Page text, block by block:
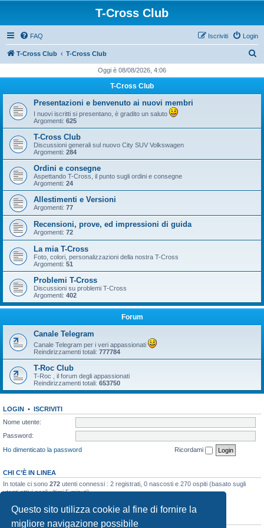
Questo sito utilizza cookie al fine di fornire la
migliore navigazione possibile
T-Cross Club
FAQ Login
Iscriviti
T-Cross Club T-Cross Club
c
Oggi è 08/08/2026, 4:06
T-Cross Club
Presentazioni e benvenuto ai nuovi membri
I nuovi iscritti si presentano, è gradito un saluto
Argomenti: 625
T-Cross Club
Discussioni generali sul nuovo City SUV Volkswagen
Argomenti: 284
Ordini e consegne
Aspettando T-Cross, il punto sugli ordini e consegne
Argomenti: 24
Allestimenti e Versioni
Argomenti: 77
Recensioni, prove, ed impressioni di guida
Argomenti: 72
La mia T-Cross
Foto, colori, personalizzazioni della nostra T-Cross
Argomenti: 51
Problemi T-Cross
Discussioni su problemi T-Cross
Argomenti: 402
Forum
Canale Telegram
Canale Telegram per i veri appassionati
Reindirizzamenti totali: 777784
T-Roc Club
T-Roc , il forum degli appassionati
Reindirizzamenti totali: 653750
LOGIN • ISCRIVITI
Nome utente:
Password:
Ho dimenticato la password
Ricordami
CHI C’È IN LINEA
In totale ci sono 272 utenti connessi : 2 registrati, 0 nascosti e 270 ospiti (basato sugli
utenti attivi negli ultimi 5 minuti)
STATISTICHE